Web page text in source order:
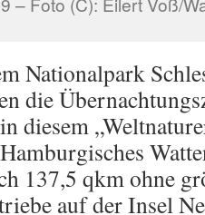
Nationalpark
die
diesem
137,5 qkm ohne
auf der Insel